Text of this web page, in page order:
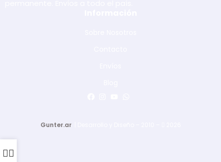
Gunter.ar| Desarrollo y Diseño – 2010 –